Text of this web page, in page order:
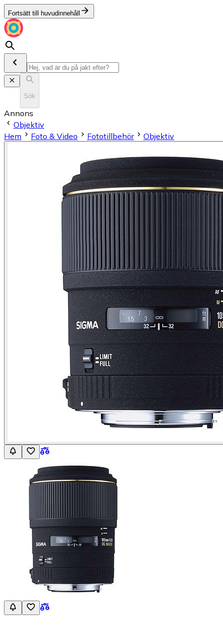
Fortsätt till huvudinnehåll
Sök
Annons
Objektiv
Hem
Foto & Video Fototillbehör Objektiv